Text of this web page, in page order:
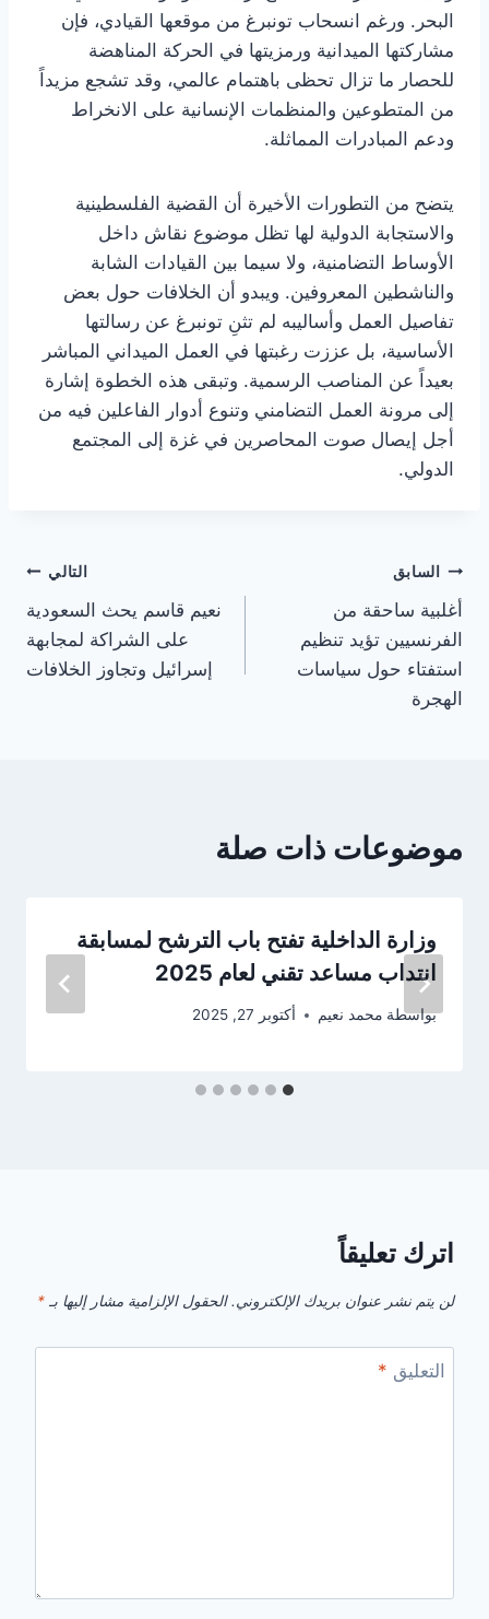
البحر. ورغم انسحاب تونبرغ من موقعها القيادي، فإن
مشاركتها الميدانية ورمزيتها في الحركة المناهضة
للحصار ما تزال تحظى باهتمام عالمي، وقد تشجع مزيداً
من المتطوعين والمنظمات الإنسانية على الانخراط
ودعم المبادرات المماثلة.
يتضح من التطورات الأخيرة أن القضية الفلسطينية
والاستجابة الدولية لها تظل موضوع نقاش داخل
الأوساط التضامنية، ولا سيما بين القيادات الشابة
والناشطين المعروفين. ويبدو أن الخلافات حول بعض
تفاصيل العمل وأساليبه لم تثنِ تونبرغ عن رسالتها
الأساسية، بل عززت رغبتها في العمل الميداني المباشر
بعيداً عن المناصب الرسمية. وتبقى هذه الخطوة إشارة
إلى مرونة العمل التضامني وتنوع أدوار الفاعلين فيه من
أجل إيصال صوت المحاصرين في غزة إلى المجتمع
الدولي.
تصفّح
المقالات
السابق
أغلبية ساحقة من
الفرنسيين تؤيد تنظيم
استفتاء حول سياسات
الهجرة
التالي
نعيم قاسم يحث السعودية
على الشراكة لمجابهة
إسرائيل وتجاوز الخلافات
موضوعات ذات صلة
وزارة الداخلية تفتح باب الترشح لمسابقة
انتداب مساعد تقني لعام 2025
بواسطة محمد نعيم أكتوبر 27, 2025
اترك تعليقاً
لن يتم نشر عنوان بريدك الإلكتروني. الحقول الإلزامية مشار إليها بـ *
التعليق *